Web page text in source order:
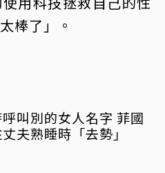
棒了」。
叫別的女人名字 菲國
夫熟睡時「去勢」